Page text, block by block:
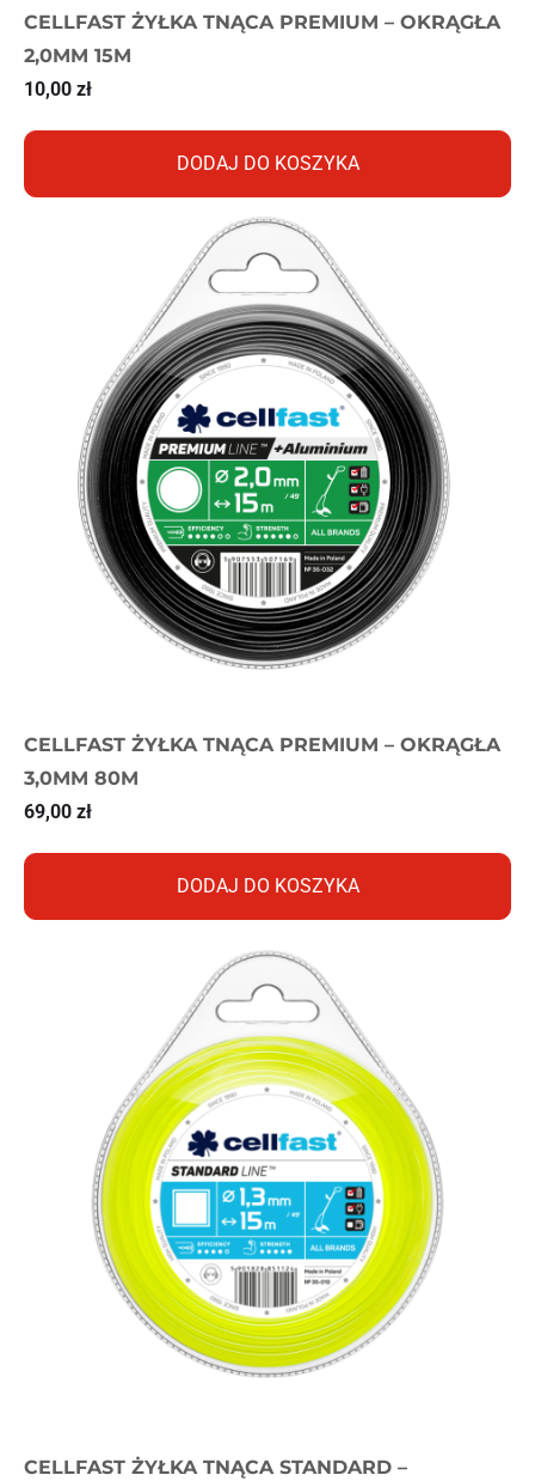
CELLFAST ŻYŁKA TNĄCA PREMIUM – OKRĄGŁA
2,0MM 15M
10,00 zł
DODAJ DO KOSZYKA
CELLFAST ŻYŁKA TNĄCA PREMIUM – OKRĄGŁA
3,0MM 80M
69,00 zł
DODAJ DO KOSZYKA
CELLFAST ŻYŁKA TNĄCA STANDARD –